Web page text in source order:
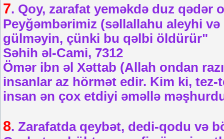
7. Qoy, zarafat yeməkdə duz qədər
Peyğəmbərimiz (səllallahu aleyhi
gülməyin, çünki bu qəlbi öldürür"
Səhih əl-Cami, 7312
Ömər ibn əl Xəttab (Allah ondan
insanlar az hörmət edir. Kim ki,
insan ən çox etdiyi əməllə
8. Zarafatda qeybət, dedi-qodu və